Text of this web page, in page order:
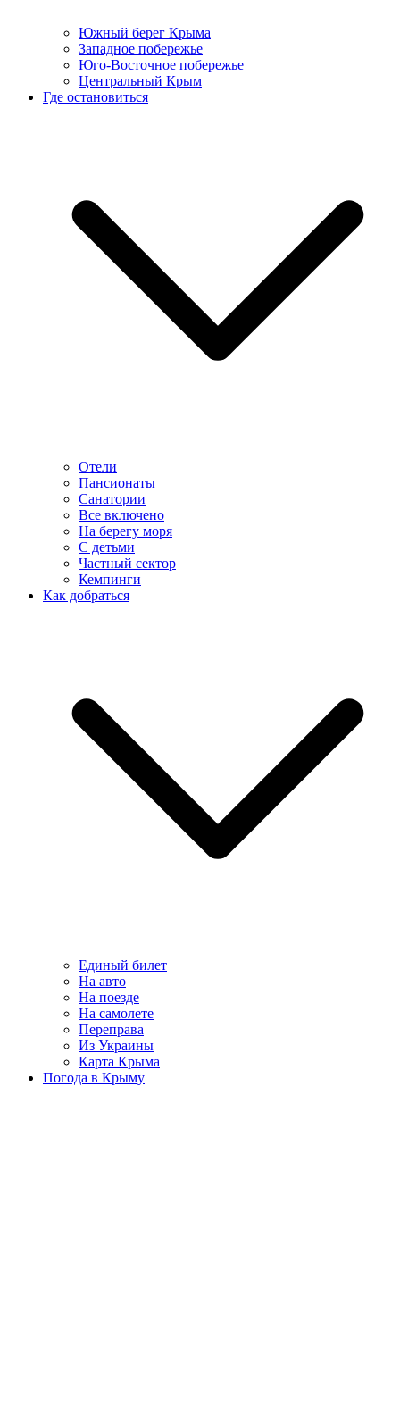
Южный берег Крыма
Западное побережье
Юго-Восточное побережье
Центральный Крым
Где остановиться
Отели
Пансионаты
Санатории
Все включено
На берегу моря
С детьми
Частный сектор
Кемпинги
Как добраться
Единый билет
На авто
На поезде
На самолете
Переправа
Из Украины
Карта Крыма
Погода в Крыму